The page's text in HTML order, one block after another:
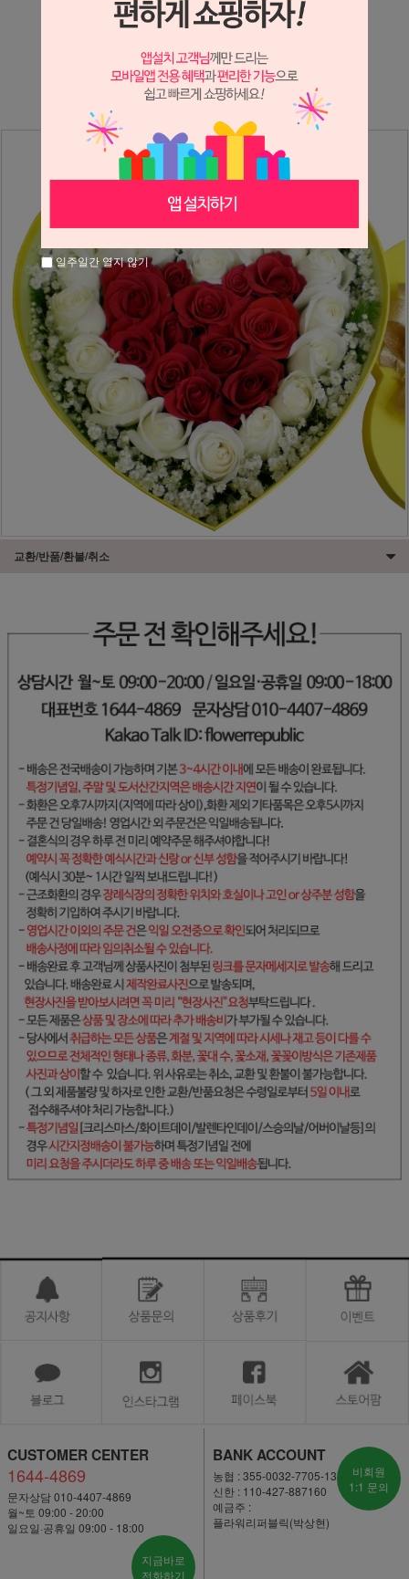
상세 정보를 확대해 보실 수 있습니다.
※ 필독해주세요 ※
장미는 시세 변동에 따라 가격이 달라질 수 있으니
문의 후 주문 바랍니다.
교환/반품/환불/취소
CUSTOMER CENTER
1644-4869
문자상담 010-4407-4869
월~토 09:00 - 20:00
일요일·공휴일 09:00 - 18:00
지금바로
전화하기
BANK ACCOUNT
농협 : 355-0032-7705-13
신한 : 110-427-887160
예금주 :
플라워리퍼블릭(박상현)
비회원
1:1 문의
일주일간 열지 않기